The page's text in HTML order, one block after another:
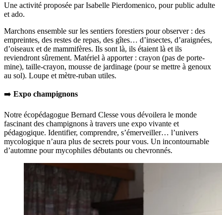
Une activité proposée par Isabelle Pierdomenico, pour public adulte
et ado.
Marchons ensemble sur les sentiers forestiers pour observer : des
empreintes, des restes de repas, des gîtes… d’insectes, d’araignées,
d’oiseaux et de mammifères. Ils sont là, ils étaient là et ils
reviendront sûrement. Matériel à apporter : crayon (pas de porte-
mine), taille-crayon, mousse de jardinage (pour se mettre à genoux
au sol). Loupe et mètre-ruban utiles.
➡️ Expo champignons
Notre écopédagogue Bernard Clesse vous dévoilera le monde
fascinant des champignons à travers une expo vivante et
pédagogique. Identifier, comprendre, s’émerveiller… l’univers
mycologique n’aura plus de secrets pour vous. Un incontournable
d’automne pour mycophiles débutants ou chevronnés.